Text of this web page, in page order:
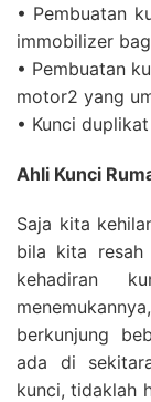
• Pembuatan
immobilizer
• Pembuatan
motor2 yang
• Kunci
Ahli Kunci
Saja kita
bila kita resah
kehadiran
berkunjung
ada di
kunci, tidaklah